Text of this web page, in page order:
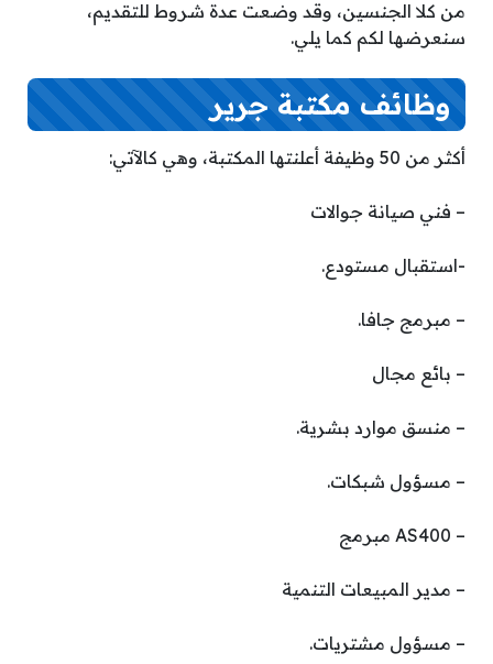
من كلا الجنسين، وقد وضعت عدة شروط للتقديم،
سنعرضها لكم كما يلي.
وظائف مكتبة جرير
أكثر من 50 وظيفة أعلنتها المكتبة، وهي كالآتي:
– فني صيانة جوالات
-استقبال مستودع.
– مبرمج جافا.
– بائع مجال
– منسق موارد بشرية.
– مسؤول شبكات.
– AS400 مبرمج
– مدير المبيعات التنمية
– مسؤول مشتريات.